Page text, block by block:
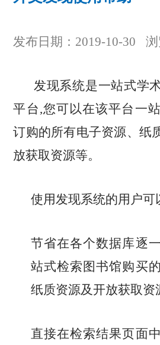
发布日期：2019-10-30
发现系统是一站式学
平台,您可以在该平台一
订购的所有电子资源、纸
放获取资源等。
使用发现系统的用户可
节省在各个数据库逐
站式检索图书馆购买
纸质资源及开放获取资
直接在检索结果页面